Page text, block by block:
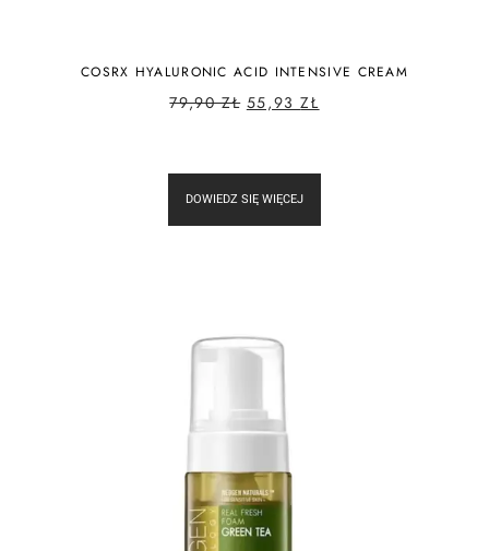
COSRX HYALURONIC ACID INTENSIVE CREAM
79,90ZŁ 55,93ZŁ
DOWIEDZ SIĘ WIĘCEJ